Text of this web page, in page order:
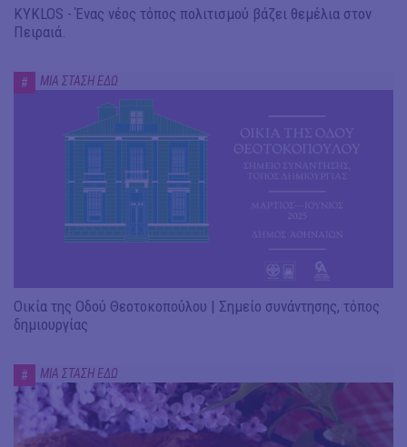
KYKLOS - Ένας νέος τόπος πολιτισμού βάζει θεμέλια στον
Πειραιά.
# ΜΙΑ ΣΤΑΣΗ ΕΔΩ
Οικία της Οδού Θεοτοκοπούλου | Σημείο συνάντησης, τόπος
δημιουργίας
# ΜΙΑ ΣΤΑΣΗ ΕΔΩ